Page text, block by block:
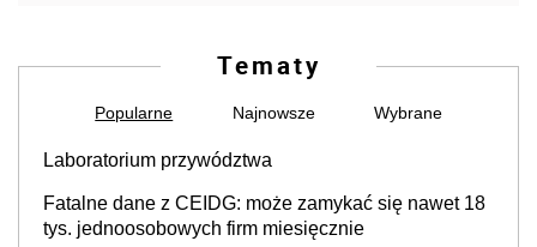
Tematy
Popularne Najnowsze Wybrane
Laboratorium przywództwa
Fatalne dane z CEIDG: może zamykać się nawet 18
tys. jednoosobowych firm miesięcznie